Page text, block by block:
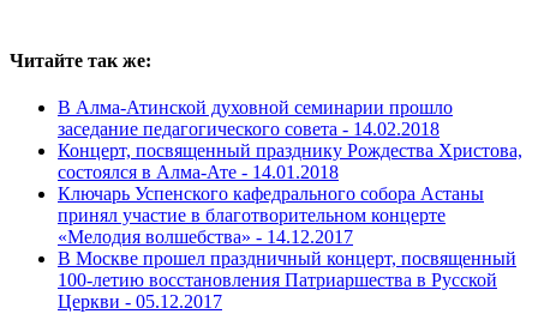
Читайте так же:
В Алма-Атинской духовной семинарии прошло
заседание педагогического совета - 14.02.2018
Концерт, посвященный празднику Рождества Христова,
состоялся в Алма-Ате - 14.01.2018
Ключарь Успенского кафедрального собора Астаны
принял участие в благотворительном концерте
«Мелодия волшебства» - 14.12.2017
В Москве прошел праздничный концерт, посвященный
100-летию восстановления Патриаршества в Русской
Церкви - 05.12.2017